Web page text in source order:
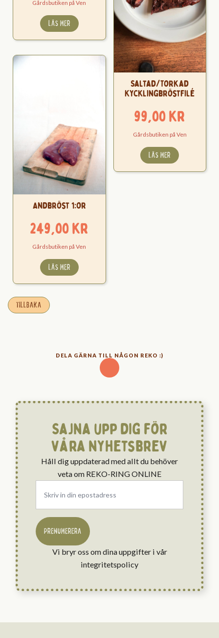
Gårdsbutiken på Ven
LÄS MER
Saltad/Torkad
Kycklingbröstfilé
99,00kr
Gårdsbutiken på Ven
LÄS MER
Andbröst 1:or
249,00kr
Gårdsbutiken på Ven
LÄS MER
TILLBAKA
DELA GÄRNA TILL NÅGON REKO :)
Sajna upp dig för
våra nyhetsbrev
Håll dig uppdaterad med allt du behöver
veta om REKO-RING ONLINE
Email
PRENUMERERA
Vi bryr oss om dina uppgifter i vår
integritetspolicy